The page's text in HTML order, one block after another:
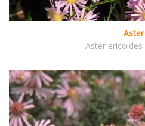
Aster
Aster ericoides